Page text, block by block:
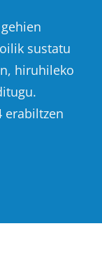
sustatu
hiruhileko
erabiltzen